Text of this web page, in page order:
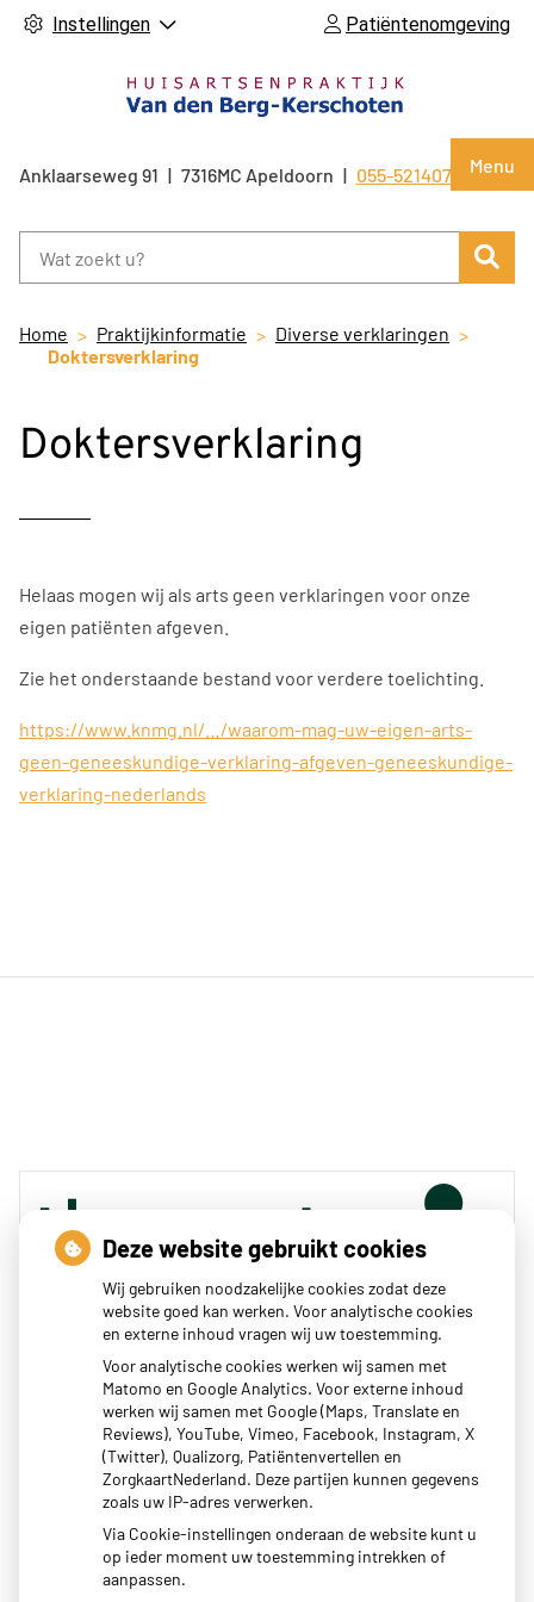
Instellingen Patiëntenomgeving
Menu
Anklaarseweg 91 7316MC Apeldoorn Tel:
055-5214071
Home Praktijkinformatie
Diverse verklaringen
Doktersverklaring
Doktersverklaring
Helaas mogen wij als arts geen verklaringen voor onze
eigen patiënten afgeven.
Zie het onderstaande bestand voor verdere toelichting.
https://www.knmg.nl/…/waarom-mag-uw-eigen-arts-
geen-geneeskundige-verklaring-afgeven-geneeskundige-
verklaring-nederlands
Zoeken
of zoek op lichaam
Betrouwbare informatie over ziekte en gezondheid
Deze website gebruikt cookies
Wij gebruiken noodzakelijke cookies zodat deze
website goed kan werken. Voor analytische cookies
en externe inhoud vragen wij uw toestemming.
Voor analytische cookies werken wij samen met
Matomo en Google Analytics. Voor externe inhoud
werken wij samen met Google (Maps, Translate en
Reviews), YouTube, Vimeo, Facebook, Instagram, X
(Twitter), Qualizorg, Patiëntenvertellen en
ZorgkaartNederland. Deze partijen kunnen gegevens
zoals uw IP-adres verwerken.
Via Cookie-instellingen onderaan de website kunt u
op ieder moment uw toestemming intrekken of
aanpassen.